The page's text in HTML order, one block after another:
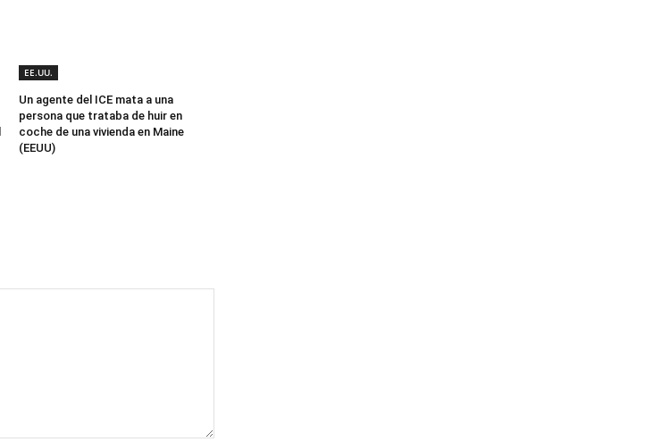
EE.UU.
Un agente del ICE mata a una
persona que trataba de huir en
coche de una vivienda en Maine
(EEUU)